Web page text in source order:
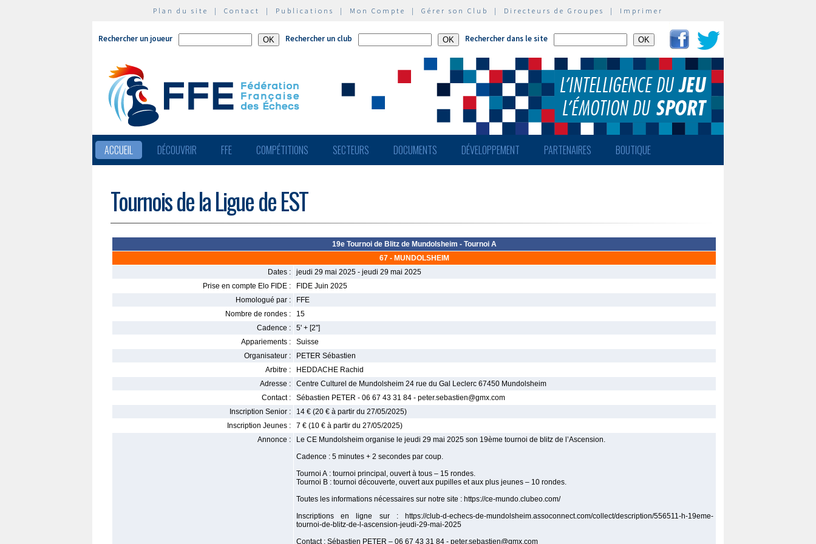
Plan du site | Contact | Publications | Mon Compte | Gérer son Club | Directeurs de Groupes | Imprimer
Rechercher un joueur Rechercher un club Rechercher dans le site
ACCUEIL DÉCOUVRIR FFE COMPÉTITIONS SECTEURS DOCUMENTS DÉVELOPPEMENT PARTENAIRES BOUTIQUE
Tournois de la Ligue de EST
19e Tournoi de Blitz de Mundolsheim - Tournoi A
67 - MUNDOLSHEIM
Dates :
jeudi 29 mai 2025 - jeudi 29 mai 2025
Prise en compte Elo FIDE :
FIDE Juin 2025
Homologué par :
FFE
Nombre de rondes :
15
Cadence :
5' + [2'']
Appariements :
Suisse
Organisateur :
PETER Sébastien
Arbitre :
HEDDACHE Rachid
Adresse :
Centre Culturel de Mundolsheim 24 rue du Gal Leclerc 67450 Mundolsheim
Contact :
Sébastien PETER - 06 67 43 31 84 - peter.sebastien@gmx.com
Inscription Senior :
14 € (20 € à partir du 27/05/2025)
Inscription Jeunes :
7 € (10 € à partir du 27/05/2025)
Annonce :
Le CE Mundolsheim organise le jeudi 29 mai 2025 son 19ème tournoi de blitz de l’Ascension.
Cadence : 5 minutes + 2 secondes par coup.
Tournoi A : tournoi principal, ouvert à tous – 15 rondes.
Tournoi B : tournoi découverte, ouvert aux pupilles et aux plus jeunes – 10 rondes.
Toutes les informations nécessaires sur notre site : https://ce-mundo.clubeo.com/
Inscriptions en ligne sur : https://club-d-echecs-de-mundolsheim.assoconnect.com/collect/description/556511-h-19eme-
tournoi-de-blitz-de-l-ascension-jeudi-29-mai-2025
Contact : Sébastien PETER – 06 67 43 31 84 - peter.sebastien@gmx.com